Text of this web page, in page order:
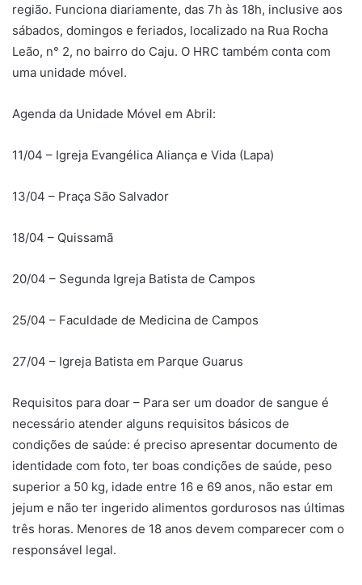
região. Funciona diariamente, das 7h às 18h, inclusive aos
sábados, domingos e feriados, localizado na Rua Rocha
Leão, n° 2, no bairro do Caju. O HRC também conta com
uma unidade móvel.
Agenda da Unidade Móvel em Abril:
11/04 – Igreja Evangélica Aliança e Vida (Lapa)
13/04 – Praça São Salvador
18/04 – Quissamã
20/04 – Segunda Igreja Batista de Campos
25/04 – Faculdade de Medicina de Campos
27/04 – Igreja Batista em Parque Guarus
Requisitos para doar – Para ser um doador de sangue é
necessário atender alguns requisitos básicos de
condições de saúde: é preciso apresentar documento de
identidade com foto, ter boas condições de saúde, peso
superior a 50 kg, idade entre 16 e 69 anos, não estar em
jejum e não ter ingerido alimentos gordurosos nas últimas
três horas. Menores de 18 anos devem comparecer com o
responsável legal.